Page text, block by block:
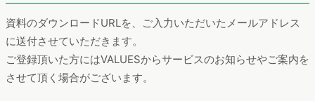
資料のダウンロードURLを、ご入力いただいたメールアドレス
に送付させていただきます。
ご登録頂いた方にはVALUESからサービスのお知らせやご案内を
させて頂く場合がございます。